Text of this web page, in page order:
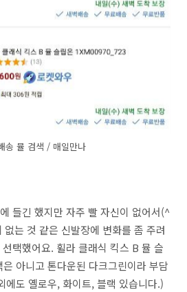
송 뮬 검색 / 매일만나
들긴 했지만 자주 빨 자신이 없어서(^
는 것 같은 신발장에 변화를 좀 주려
택했어요. 휠라 클래식 킥스 B 뮬 슬
아니고 톤다운된 다크그린이라 부담
에도 옐로우, 화이트, 블랙 있습니다.)